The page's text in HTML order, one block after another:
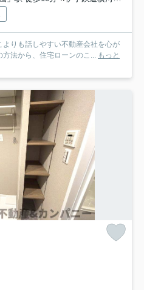
りも話しやすい不動産会社を心が
法から、住宅ローンのこ...
もっと